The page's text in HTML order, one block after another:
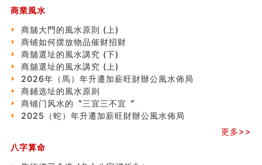
玄空本义(六)
风水先生林琅仙的传说
从痣看相
姓名陰陽配置的凶吉
六爻測住宅風水 (四)
玄空本义 (五)
财务办公室风水布局
精选1500个五行属木的字
玄空本义 (四)
六爻算卦：我俩之间是否还命中有未尽的缘分？
商業風水
商舖大門的風水原則 (上)
商铺如何摆放物品催财招财
商舖選址的風水講究 (下)
商舖選址的風水講究 (上)
2026年（馬）年升遷加薪旺財辦公風水佈局
商鋪选址的風水原则
商铺门风水的〝三宜三不宜〞
2025（蛇）年升遷加薪旺財辦公風水佈局
更多>>
八字算命